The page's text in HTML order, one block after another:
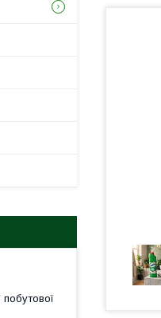
побутової